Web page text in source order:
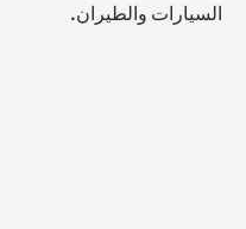
السيارات والطيران.